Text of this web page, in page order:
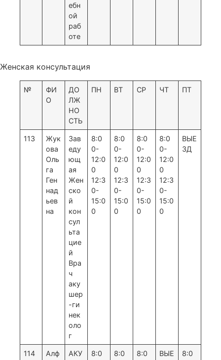
ебн
ой
раб
оте
Женская консультация
№
ФИ
О
ДО
ЛЖ
НО
СТЬ
ПН ВТ СР ЧТ ПТ
113
Жук
ова
Оль
га
Ген
над
ьев
на
Зав
еду
ющ
ая
Жен
ско
й
кон
сул
ьта
цие
й
Вра
ч
аку
шер
-ги
нек
оло
г
8:0
0-
12:0
0
12:3
0-
15:0
0
8:0
0-
12:0
0
12:3
0-
15:0
0
8:0
0-
12:0
0
12:3
0-
15:0
0
8:0
0-
12:0
0
12:3
0-
15:0
0
ВЫЕ
ЗД
114
Алф
АКУ
8:0
8:0
8:0
ВЫЕ
8:0